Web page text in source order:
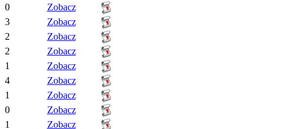
0
Zobacz
3
Zobacz
2
Zobacz
2
Zobacz
1
Zobacz
4
Zobacz
1
Zobacz
0
Zobacz
1
Zobacz